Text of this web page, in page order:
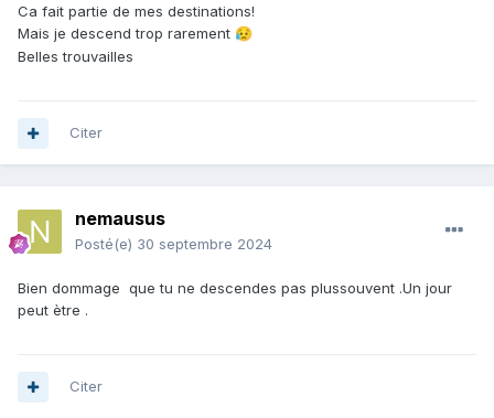
Ca fait partie de mes destinations!
Mais je descend trop rarement 😥
Belles trouvailles
Citer
nemausus
Posté(e) 30 septembre 2024
Bien dommage que tu ne descendes pas plussouvent .Un jour
peut ètre .
Citer